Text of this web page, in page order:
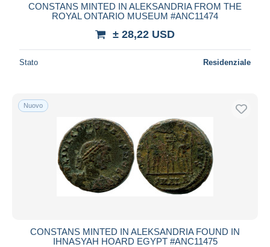
CONSTANS MINTED IN ALEKSANDRIA FROM THE
ROYAL ONTARIO MUSEUM #ANC11474
± 28,22 USD
Stato Residenziale
Nuovo
CONSTANS MINTED IN ALEKSANDRIA FOUND IN
IHNASYAH HOARD EGYPT #ANC11475